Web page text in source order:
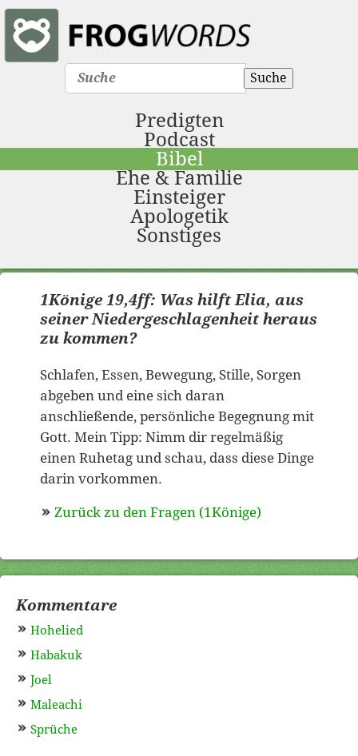
Suche
Predigten
Podcast
Bibel
Ehe & Familie
Einsteiger
Apologetik
Sonstiges
1Könige 19,4ff: Was hilft Elia, aus
seiner Niedergeschlagenheit heraus
zu kommen?
Schlafen, Essen, Bewegung, Stille, Sorgen
abgeben und eine sich daran
anschließende, persönliche Begegnung mit
Gott. Mein Tipp: Nimm dir regelmäßig
einen Ruhetag und schau, dass diese Dinge
darin vorkommen.
Zurück zu den Fragen (1Könige)
Kommentare
Hohelied
Habakuk
Joel
Maleachi
Sprüche